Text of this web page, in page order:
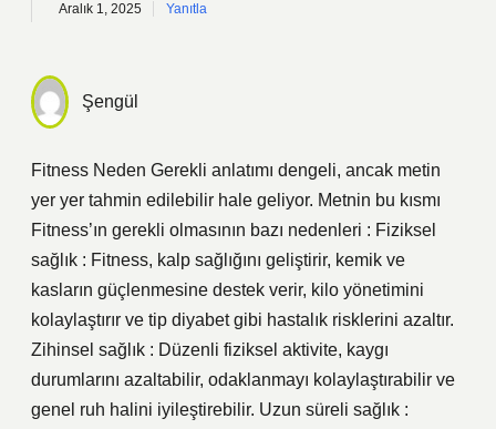
Aralık 1, 2025 Yanıtla
Fitness Neden Gerekli anlatımı dengeli, ancak metin
yer yer tahmin edilebilir hale geliyor. Metnin bu kısmı
Fitness’ın gerekli olmasının bazı nedenleri : Fiziksel
sağlık : Fitness, kalp sağlığını geliştirir, kemik ve
kasların güçlenmesine destek verir, kilo yönetimini
kolaylaştırır ve tip diyabet gibi hastalık risklerini azaltır.
Zihinsel sağlık : Düzenli fiziksel aktivite, kaygı
durumlarını azaltabilir, odaklanmayı kolaylaştırabilir ve
genel ruh halini iyileştirebilir. Uzun süreli sağlık :